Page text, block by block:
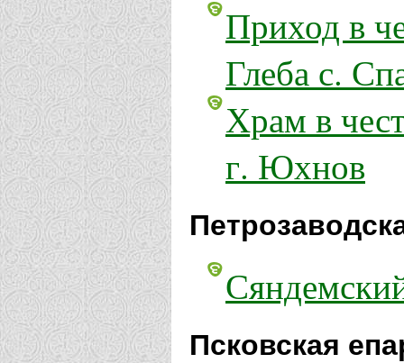
Приход в
Глеба с.
Храм в
г. Юхнов
Псковская